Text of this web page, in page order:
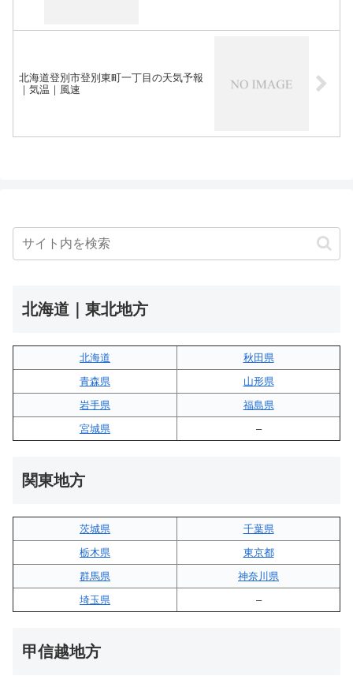
北海道登別市登別東町一丁目の天気予報
｜気温｜風速
北海道｜東北地方
北海道
秋田県
青森県
山形県
岩手県
福島県
宮城県
–
関東地方
茨城県
千葉県
栃木県
東京都
群馬県
神奈川県
埼玉県
–
甲信越地方